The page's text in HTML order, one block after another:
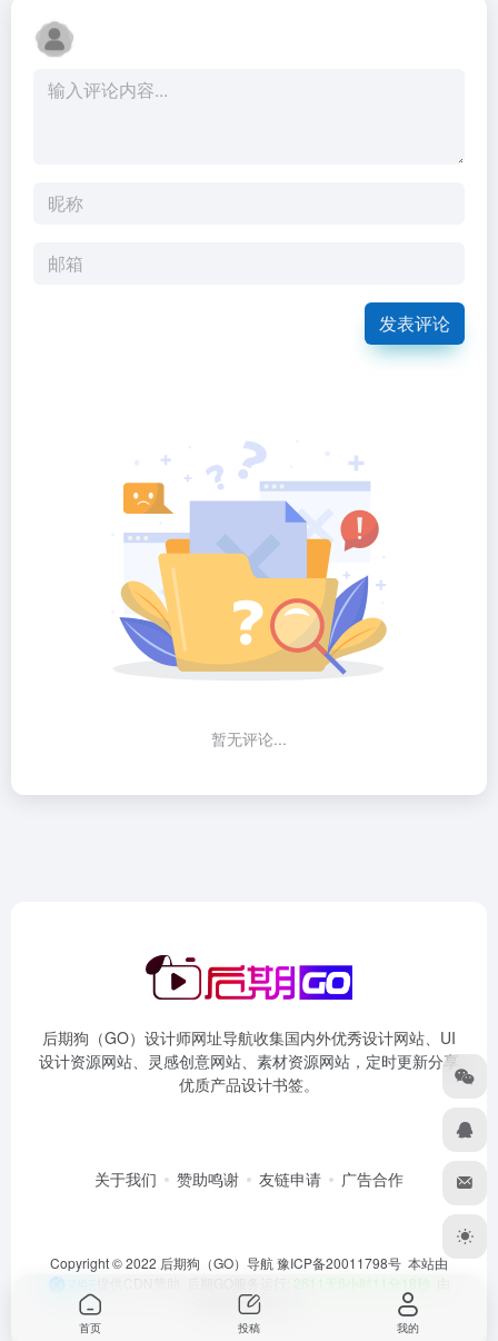
发表评论
暂无评论...
后期狗（GO）设计师网址导航收集国内外优秀设计网站、UI
设计资源网站、灵感创意网站、素材资源网站，定时更新分享
优质产品设计书签。
关于我们 赞助鸣谢 友链申请 广告合作
Copyright © 2022 后期狗（GO）导航豫ICP备20011798号 本站由
2611天6小时11分18秒
OneNav强力驱动
首页 投稿 我的